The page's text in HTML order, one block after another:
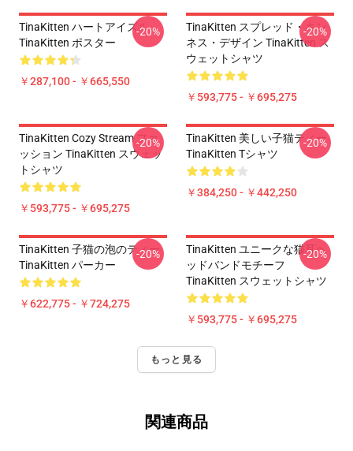
TinaKitten ハートアイズル
TinaKitten ポスター
￥287,100 - ￥665,550
-20%
TinaKitten スプレッド・キン
ネス・デザイン TinaKitten ス
ウェットシャツ
￥593,775 - ￥695,275
-20%
TinaKitten Cozy Stream ファ
ッション TinaKitten スウェッ
トシャツ
￥593,775 - ￥695,275
-20%
TinaKitten 美しい子猫ティー
TinaKitten Tシャツ
￥384,250 - ￥442,250
-20%
TinaKitten 子猫の泡のティー
TinaKitten パーカー
￥622,775 - ￥724,275
-20%
TinaKitten ユニークな猫耳ヘ
ッドバンドモチーフ
TinaKitten スウェットシャツ
￥593,775 - ￥695,275
-20%
もっと見る
関連商品